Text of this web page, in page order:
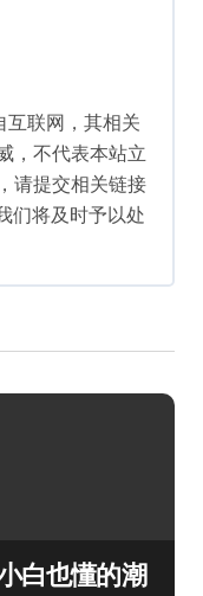
互联网，其相关
，不代表本站立
请提交相关链接
们将及时予以处
白也懂的潮